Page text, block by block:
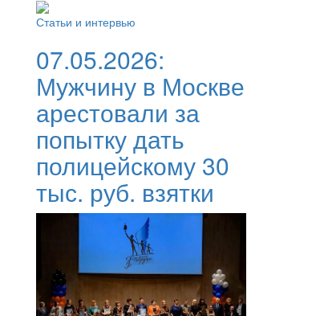
Статьи и интервью
07.05.2026:
Мужчину в Москве
арестовали за
попытку дать
полицейскому 30
тыс. руб. взятки